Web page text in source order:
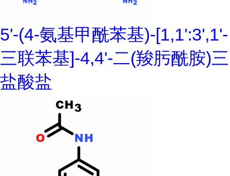
5'-(4-氨基甲酰苯基)-[1,1':3',1'-
三联苯基]-4,4'-二(羧肟酰胺)三
盐酸盐